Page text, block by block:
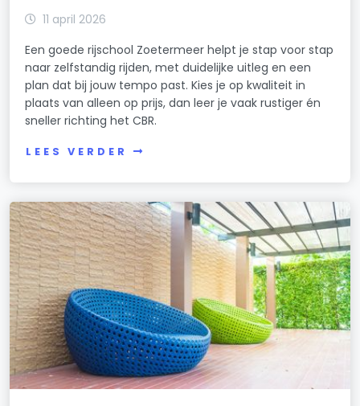
11 april 2026
Een goede rijschool Zoetermeer helpt je stap voor stap
naar zelfstandig rijden, met duidelijke uitleg en een
plan dat bij jouw tempo past. Kies je op kwaliteit in
plaats van alleen op prijs, dan leer je vaak rustiger én
sneller richting het CBR.
LEES VERDER